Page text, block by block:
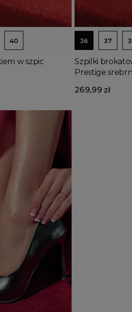
40
w szpic
36 37
Szpilki
Prestige
269,99 zł